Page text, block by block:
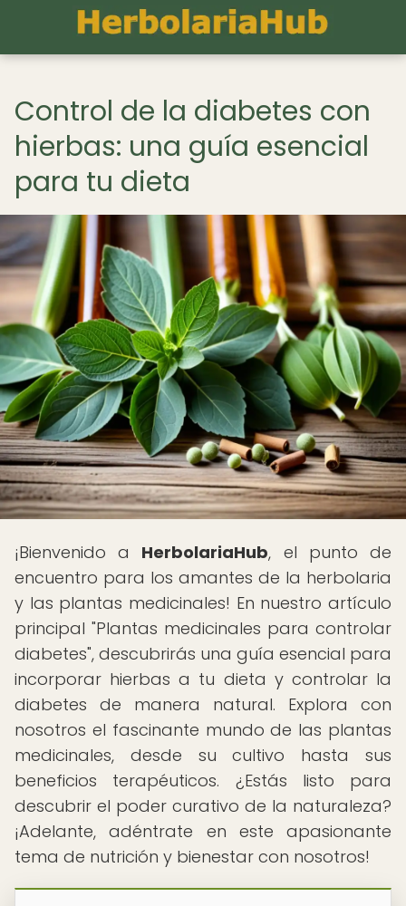
Control de la diabetes con
hierbas: una guía esencial
para tu dieta
¡Bienvenido a HerbolariaHub, el punto de
encuentro para los amantes de la herbolaria
y las plantas medicinales! En nuestro artículo
principal "Plantas medicinales para controlar
diabetes", descubrirás una guía esencial para
incorporar hierbas a tu dieta y controlar la
diabetes de manera natural. Explora con
nosotros el fascinante mundo de las plantas
medicinales, desde su cultivo hasta sus
beneficios terapéuticos. ¿Estás listo para
descubrir el poder curativo de la naturaleza?
¡Adelante, adéntrate en este apasionante
tema de nutrición y bienestar con nosotros!